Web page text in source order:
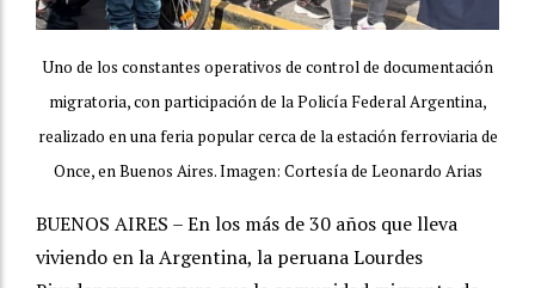
Uno de los constantes operativos de control de documentación
migratoria, con participación de la Policía Federal Argentina,
realizado en una feria popular cerca de la estación ferroviaria de
Once, en Buenos Aires. Imagen: Cortesía de Leonardo Arias
BUENOS AIRES – En los más de 30 años que lleva
viviendo en la Argentina, la peruana Lourdes